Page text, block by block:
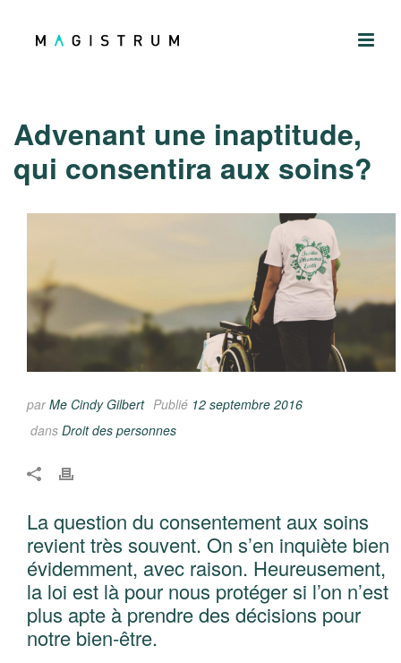
Advenant une inaptitude,
qui consentira aux soins?
parMe Cindy Gilbert Publié 12 septembre 2016
dans Droit des personnes
La question du consentement aux soins
revient très souvent. On s’en inquiète bien
évidemment, avec raison. Heureusement,
la loi est là pour nous protéger si l’on n’est
plus apte à prendre des décisions pour
notre bien-être.